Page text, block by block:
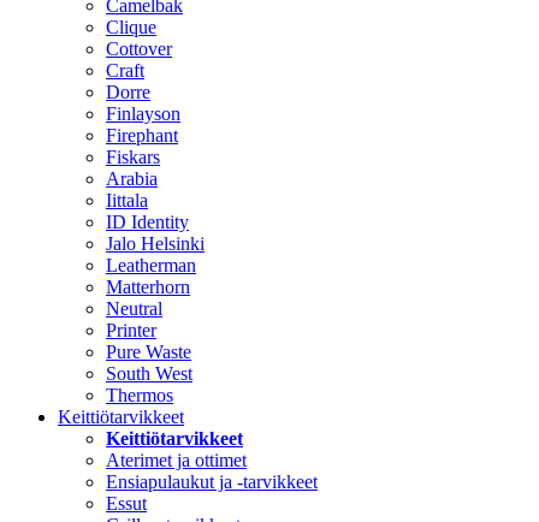
Camelbak
Clique
Cottover
Craft
Dorre
Finlayson
Firephant
Fiskars
Arabia
Iittala
ID Identity
Jalo Helsinki
Leatherman
Matterhorn
Neutral
Printer
Pure Waste
South West
Thermos
Keittiötarvikkeet
Keittiötarvikkeet
Aterimet ja ottimet
Ensiapulaukut ja -tarvikkeet
Essut